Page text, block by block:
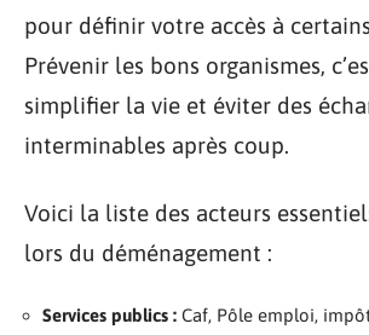
pour définir votre accès à
Prévenir les bons organismes,
simplifier la vie et éviter des
interminables après coup.
Voici la liste des acteurs
lors du déménagement :
Services publics : Caf, Pôle emploi,